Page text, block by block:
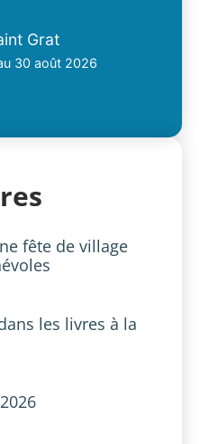
Grat
30 août 2026
fête de village
les livres à la